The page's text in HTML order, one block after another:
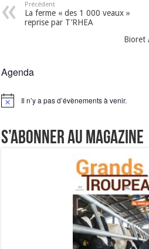
Précédent
La ferme « des 1 000 veaux »
reprise par T’RHEA
Bioret
Agenda
Notice Il n’y a pas d’évènements à venir.
S’abonner au magazine